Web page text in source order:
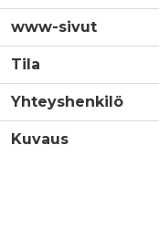
www-sivut
Tila
Yhteyshenkilö
Kuvaus